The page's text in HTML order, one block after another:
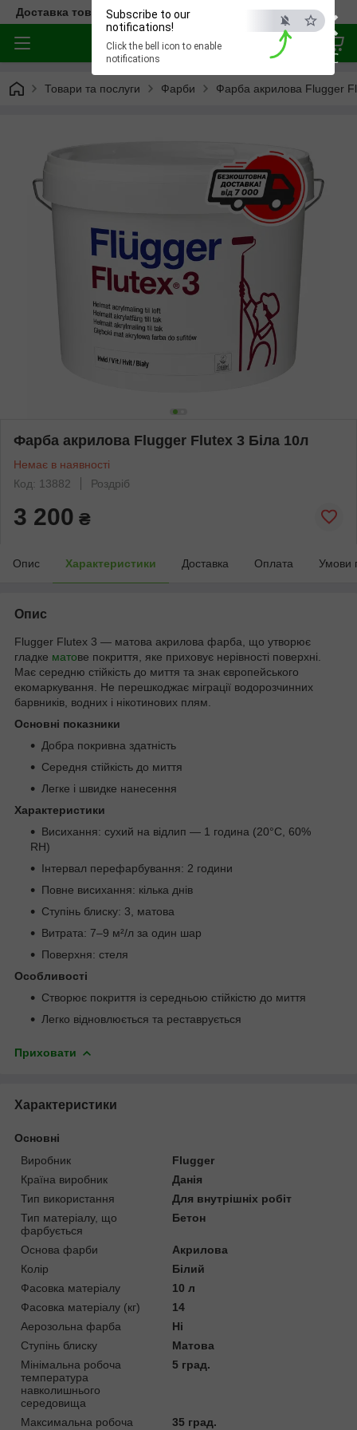
×
ESC
Subscribe to our
notifications!
Click the bell icon to enable
notifications
Доставка товара по всей Украине
Товари та послуги Фарби Фарба акрилова Flugger
Фарба акрилова Flugger Flutex 3 Біла 10л
Немає в наявності
Код: 13882
Роздріб
3 200 ₴
Опис Характеристики Доставка Оплата Умови
Опис
Flugger Flutex 3 — матова акрилова фарба, що утворює
гладке матове покриття, яке приховує нерівності поверхні.
Має середню стійкість до миття та знак європейського
екомаркування. Не перешкоджає міграції водорозчинних
барвників, водних і нікотинових плям.
Основні показники
Добра покривна здатність
Середня стійкість до миття
Легке і швидке нанесення
Характеристики
Висихання: сухий на відлип — 1 година (20°C, 60%
RH)
Інтервал перефарбування: 2 години
Повне висихання: кілька днів
Ступінь блиску: 3, матова
Витрата: 7–9 м²/л за один шар
Поверхня: стеля
Особливості
Створює покриття із середньою стійкістю до миття
Легко відновлюється та реставрується
Приховати
Характеристики
Основні
Виробник
Flugger
Країна виробник
Данія
Тип використання
Для внутрішніх робіт
Тип матеріалу, що
фарбується
Бетон
Основа фарби
Акрилова
Колір
Білий
Фасовка матеріалу
10 л
Фасовка матеріалу (кг)
14
Аерозольна фарба
Ні
Ступінь блиску
Матова
Мінімальна робоча
температура
навколишнього
середовища
5 град.
Максимальна робоча
35 град.